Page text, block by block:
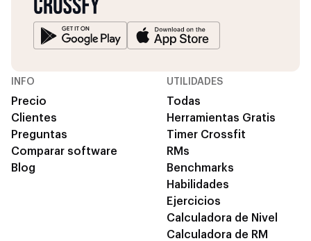
INFO
Precio
Clientes
Preguntas
Comparar software
Blog
UTILIDADES
Todas
Herramientas Gratis
Timer Crossfit
RMs
Benchmarks
Habilidades
Ejercicios
Calculadora de Nivel
Calculadora de RM